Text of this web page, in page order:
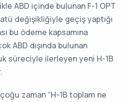
ABD içinde bulunan F-1 OPT
değişikliğiyle geçiş yaptığı
bu ödeme kapsamına
ABD dışında bulunan
süreciyle ilerleyen yeni H-1B
zaman “H-1B toplam ne